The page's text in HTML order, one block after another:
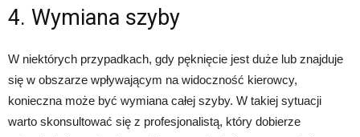
4. Wymiana szyby
W niektórych przypadkach, gdy pęknięcie jest duże lub znajduje
się w obszarze wpływającym na widoczność kierowcy,
konieczna może być wymiana całej szyby. W takiej sytuacji
warto skonsultować się z profesjonalistą, który dobierze